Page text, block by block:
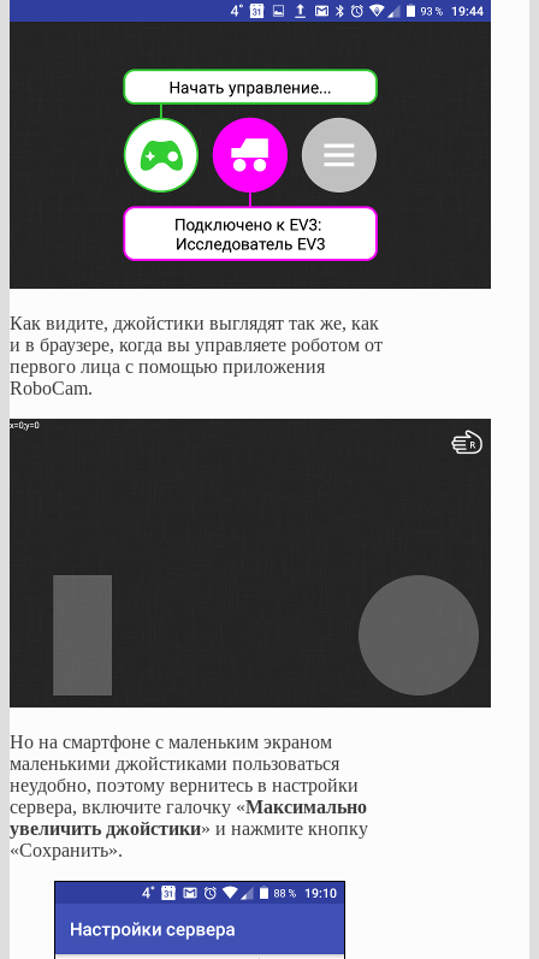
Как видите, джойстики выглядят так же, как
и в браузере, когда вы управляете роботом от
первого лица с помощью приложения
RoboCam.
Но на смартфоне с маленьким экраном
маленькими джойстиками пользоваться
неудобно, поэтому вернитесь в настройки
сервера, включите галочку «Максимально
увеличить джойстики» и нажмите кнопку
«Сохранить».